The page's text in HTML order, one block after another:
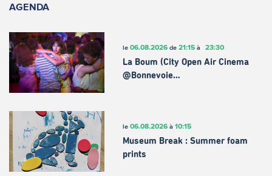
AGENDA
le 06.08.2026de 21:15à 23:30
La Boum (City Open Air Cinema
@Bonnevoie…
le 06.08.2026à 10:15
Museum Break : Summer foam
prints